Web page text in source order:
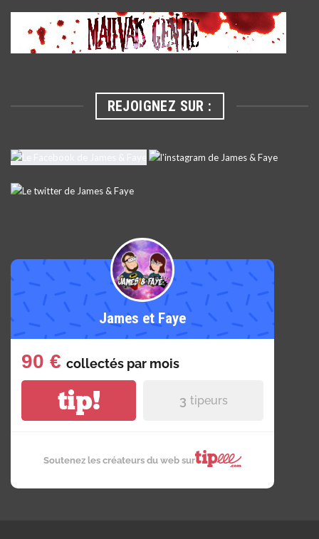
REJOIGNEZ SUR :
James et Faye
90 € collectés par mois
tip! 3 tipeurs
Soutenez les créateurs du web sur